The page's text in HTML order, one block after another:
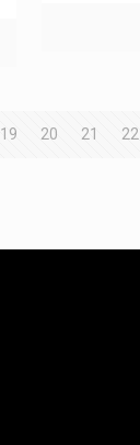
19 20 21 22